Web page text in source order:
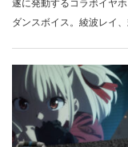
遂に発動するコラボイヤ
ダンスボイス。綾波レイ